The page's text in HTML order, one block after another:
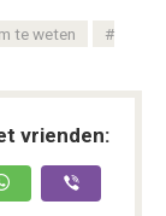
te weten
vrienden: